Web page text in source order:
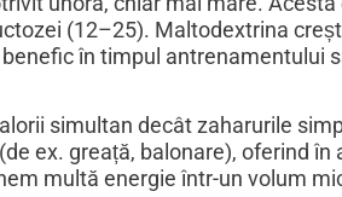
(12–25). Maltodextrina
în timpul antrenamentului
simultan decât zaharurile
ex. greață, balonare), oferind
multă energie într-un volum